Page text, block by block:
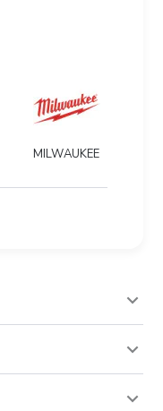
MILWAUKEE